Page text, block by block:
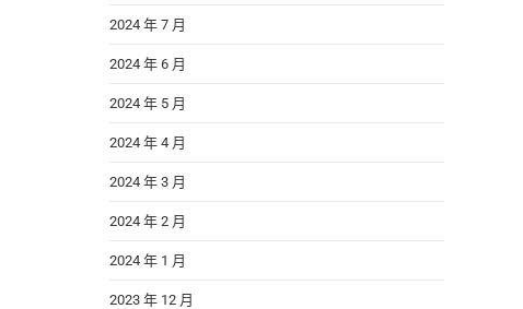
2024 年 7 月
2024 年 6 月
2024 年 5 月
2024 年 4 月
2024 年 3 月
2024 年 2 月
2024 年 1 月
2023 年 12 月